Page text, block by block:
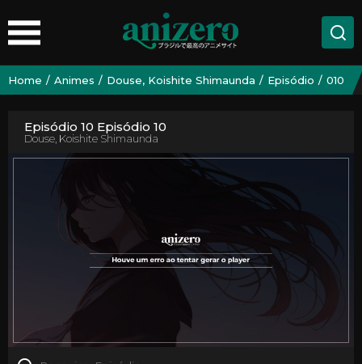
Home Animes Douse, Koishite Shimaunda Episódio 010
Episódio 10 Episódio 10
Douse, Koishite Shimaunda